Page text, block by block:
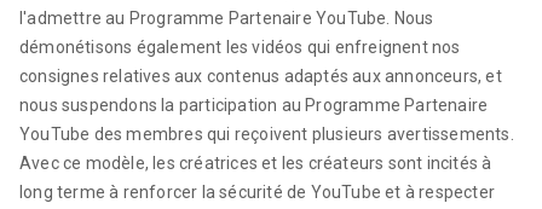
l'admettre au Programme Partenaire YouTube. Nous
démonétisons également les vidéos qui enfreignent nos
consignes relatives aux contenus adaptés aux annonceurs, et
nous suspendons la participation au Programme Partenaire
YouTube des membres qui reçoivent plusieurs avertissements.
Avec ce modèle, les créatrices et les créateurs sont incités à
long terme à renforcer la sécurité de YouTube et à respecter